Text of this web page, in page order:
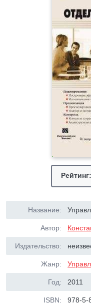
Рейтинг:
Название:
Автор:
Издательство:
Жанр:
Год: 2011
ISBN: 978-5-